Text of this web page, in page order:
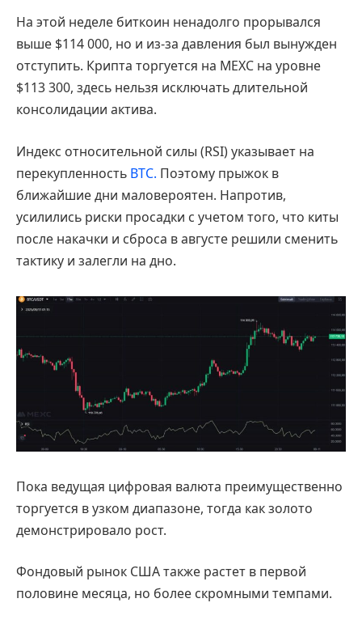
На этой неделе биткоин ненадолго прорывался
выше $114 000, но и из-за давления был вынужден
отступить. Крипта торгуется на MEXC на уровне
$113 300, здесь нельзя исключать длительной
консолидации актива.
Индекс относительной силы (RSI) указывает на
перекупленность BTC. Поэтому прыжок в
ближайшие дни маловероятен. Напротив,
усилились риски просадки с учетом того, что киты
после накачки и сброса в августе решили сменить
тактику и залегли на дно.
Пока ведущая цифровая валюта преимущественно
торгуется в узком диапазоне, тогда как золото
демонстрировало рост.
Фондовый рынок США также растет в первой
половине месяца, но более скромными темпами.